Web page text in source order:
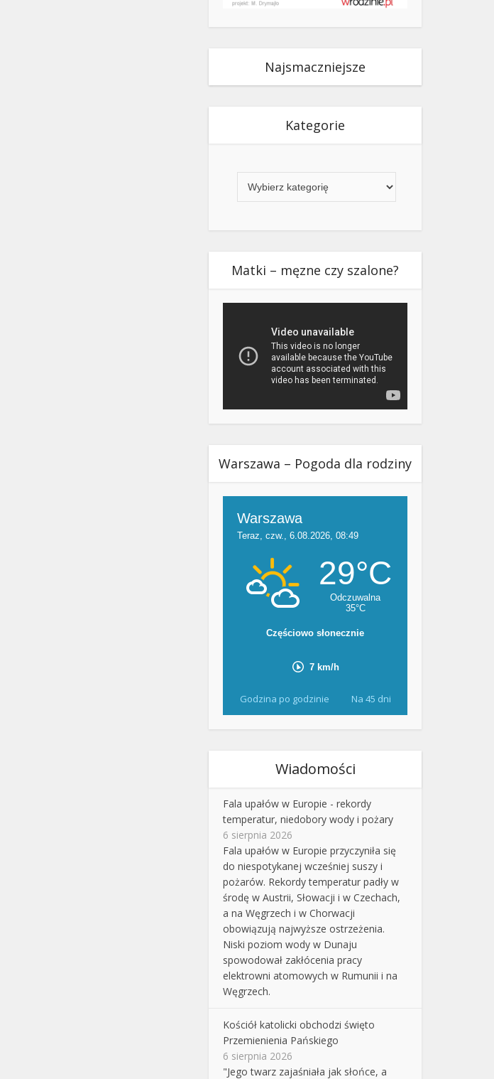
Najsmaczniejsze
Kategorie
Matki – męzne czy szalone?
Warszawa – Pogoda dla rodziny
Godzina po godzinie Na 45 dni
Wiadomości
Fala upałów w Europie - rekordy
temperatur, niedobory wody i pożary
6 sierpnia 2026
Fala upałów w Europie przyczyniła się
do niespotykanej wcześniej suszy i
pożarów. Rekordy temperatur padły w
środę w Austrii, Słowacji i w Czechach,
a na Węgrzech i w Chorwacji
obowiązują najwyższe ostrzeżenia.
Niski poziom wody w Dunaju
spowodował zakłócenia pracy
elektrowni atomowych w Rumunii i na
Węgrzech.
Kościół katolicki obchodzi święto
Przemienienia Pańskiego
6 sierpnia 2026
"Jego twarz zajaśniała jak słońce, a